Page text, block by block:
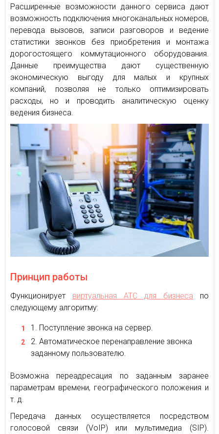
Расширенные возможности данного сервиса дают
возможность подключения многоканальных номеров,
перевода вызовов, записи разговоров и ведение
статистики звонков без приобретения и монтажа
дорогостоящего коммутационного оборудования.
Данные преимущества дают существенную
экономическую выгоду для малых и крупных
компаний, позволяя не только оптимизировать
расходы, но и проводить аналитическую оценку
ведения бизнеса.
Принцип работы
Функционирует виртуальная АТС для бизнеса по
следующему алгоритму:
Поступление звонка на сервер.
Автоматическое перенаправление звонка
заданному пользователю.
Возможна переадресация по заданным заранее
параметрам времени, географического положения и
т. д.
Передача данных осуществляется посредством
голосовой связи (VoIP) или мультимедиа (SIP).